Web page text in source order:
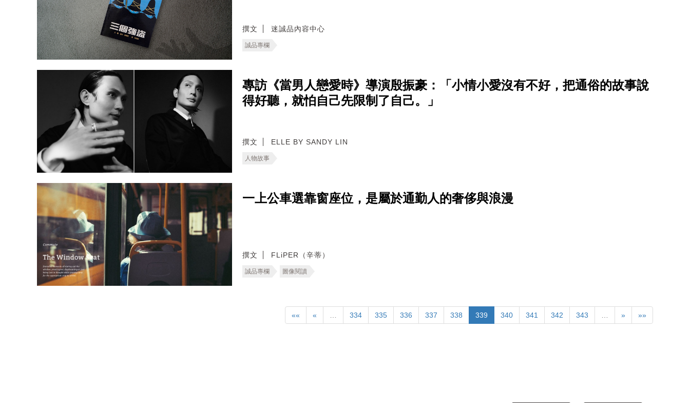
撰文 迷誠品內容中心
誠品專欄
專訪《當男人戀愛時》導演殷振豪：「小情小愛沒有不好，把通俗的故事說
得好聽，就怕自己先限制了自己。」
撰文 ELLE BY SANDY LIN
人物故事
一上公車選靠窗座位，是屬於通勤人的奢侈與浪漫
撰文 FLiPER（辛蒂）
誠品專欄 圖像閱讀
«« « … 334 335 336 337 338 339 340 341 342 343 … » »»